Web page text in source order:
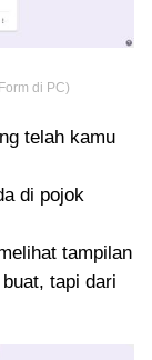
di PC)
telah kamu
di pojok
tampilan
tapi dari